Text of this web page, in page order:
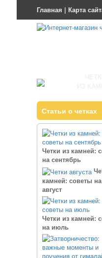
Главная | Карта
Статьи о четках
Четки из камней:
на сентябрь
камней: советы на
август
Четки из камней:
на июль